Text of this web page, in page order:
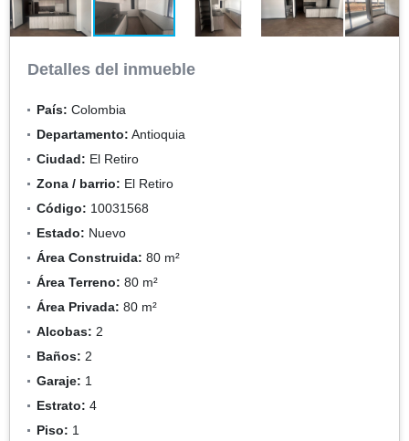
Detalles del inmueble
País: Colombia
Departamento: Antioquia
Ciudad: El Retiro
Zona / barrio: El Retiro
Código: 10031568
Estado: Nuevo
Área Construida: 80 m²
Área Terreno: 80 m²
Área Privada: 80 m²
Alcobas: 2
Baños: 2
Garaje: 1
Estrato: 4
Piso: 1